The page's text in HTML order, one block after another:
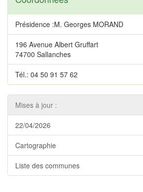
Présidence :M. Georges MORAND
196 Avenue Albert Gruffart
74700 Sallanches
Tél.: 04 50 91 57 62
Mises à jour :
22/04/2026
Cartographie
Liste des communes